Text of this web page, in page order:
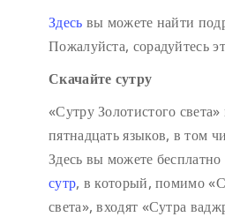
Здесь вы можете найти
Пожалуйста, сорадуйтесь
Скачайте сутру
«Сутру Золотистого
пятнадцать языков, в том
Здесь вы можете бесплатно
сутр, в который, помимо
света», входят «Сутра